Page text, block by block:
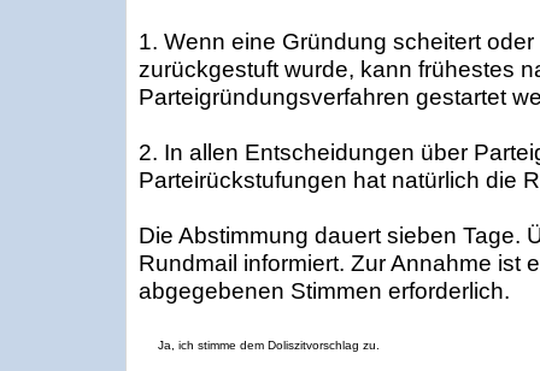
1. Wenn eine Gründung scheitert
zurückgestuft wurde, kann frühestes
Parteigründungsverfahren gestartet
2. In allen Entscheidungen über
Parteirückstufungen hat natürlich die
Die Abstimmung dauert sieben Tage.
Rundmail informiert. Zur Annahme ist
abgegebenen Stimmen erforderlich.
Ja, ich stimme dem Doliszitvorschlag zu.